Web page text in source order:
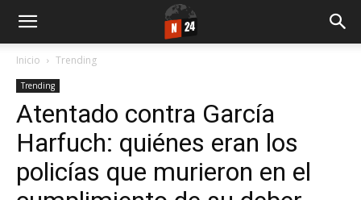
Inicio Trending
Trending
Atentado contra García
Harfuch: quiénes eran los
policías que murieron en el